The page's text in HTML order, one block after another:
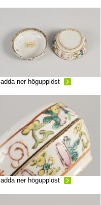
ladda ner högupplöst
ladda ner högupplöst